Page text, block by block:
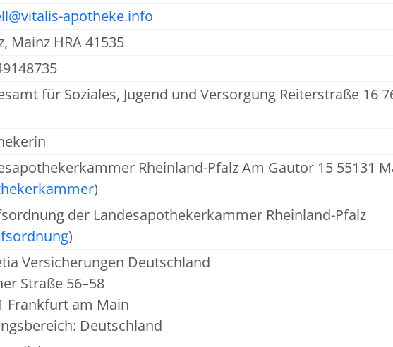
apotheke.info
Mainz HRA 41535
für Soziales, Jugend und Versorgung Reiterstraße 16
Rheinland-Pfalz Am Gautor 15 55131
)
der Landesapothekerkammer Rheinland-Pfalz
)
Versicherungen Deutschland
Straße 56–58
Frankfurt am Main
Deutschland